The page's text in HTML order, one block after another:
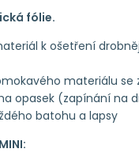
fólie.
k ošetření
materiálu se
opasek (zapínání na
batohu a lapsy